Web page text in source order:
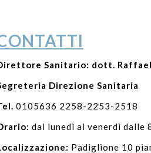
Sanitario: dott.
Direzione Sanitaria
0105636 2258-2253-2518
dal lunedì al venerdì dalle
Padiglione 10